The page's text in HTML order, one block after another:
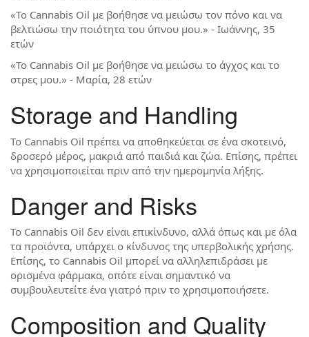
«Το Cannabis Oil με βοήθησε να μειώσω τον πόνο και να
βελτιώσω την ποιότητα του ύπνου μου.» - Ιωάννης, 35
ετών
«Το Cannabis Oil με βοήθησε να μειώσω το άγχος και το
στρες μου.» - Μαρία, 28 ετών
Storage and Handling
Το Cannabis Oil πρέπει να αποθηκεύεται σε ένα σκοτεινό,
δροσερό μέρος, μακριά από παιδιά και ζώα. Επίσης, πρέπει
να χρησιμοποιείται πριν από την ημερομηνία λήξης.
Danger and Risks
Το Cannabis Oil δεν είναι επικίνδυνο, αλλά όπως και με όλα
τα προϊόντα, υπάρχει ο κίνδυνος της υπερβολικής χρήσης.
Επίσης, το Cannabis Oil μπορεί να αλληλεπιδράσει με
ορισμένα φάρμακα, οπότε είναι σημαντικό να
συμβουλευτείτε ένα γιατρό πριν το χρησιμοποιήσετε.
Composition and Quality